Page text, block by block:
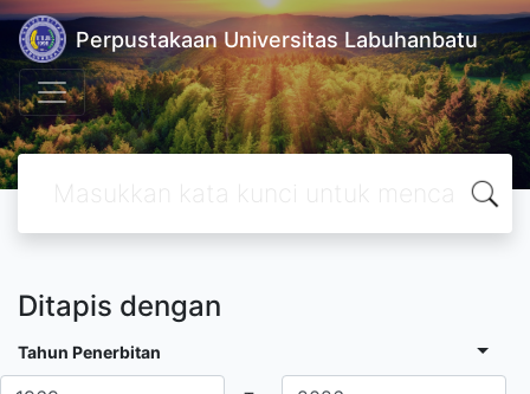
Perpustakaan Universitas Labuhanbatu
Ditapis dengan
Tahun Penerbitan